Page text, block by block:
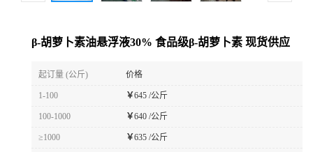
β-胡萝卜素油悬浮液30% 食品级β-胡萝卜素 现货供应
起订量 (公斤) 价格
1-100 ￥645 /公斤
100-1000 ￥640 /公斤
≥1000 ￥635 /公斤